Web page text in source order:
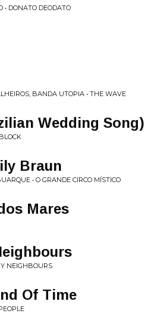
• DONATO DEODATO
BANDA UTOPIA • THE WAVE
Wedding Song)
Braun
• O GRANDE CIRCO MÍSTICO
Mares
NEIGHBOURS
Of Time